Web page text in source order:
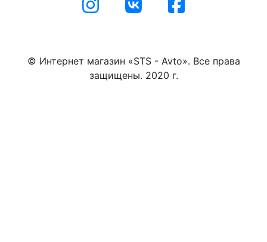
© Интернет магазин «STS - Avto». Все права
защищены. 2020 г.